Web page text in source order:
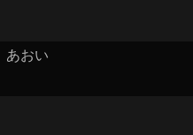
あおい